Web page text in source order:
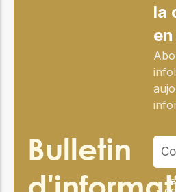
Bulletin
la